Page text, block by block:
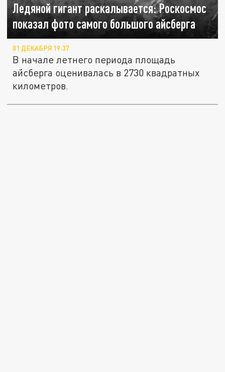
Ледяной гигант раскалывается: Роскосмос
показал фото самого большого айсберга
01 ДЕКАБРЯ 19:37
В начале летнего периода площадь
айсберга оценивалась в 2730 квадратных
километров.